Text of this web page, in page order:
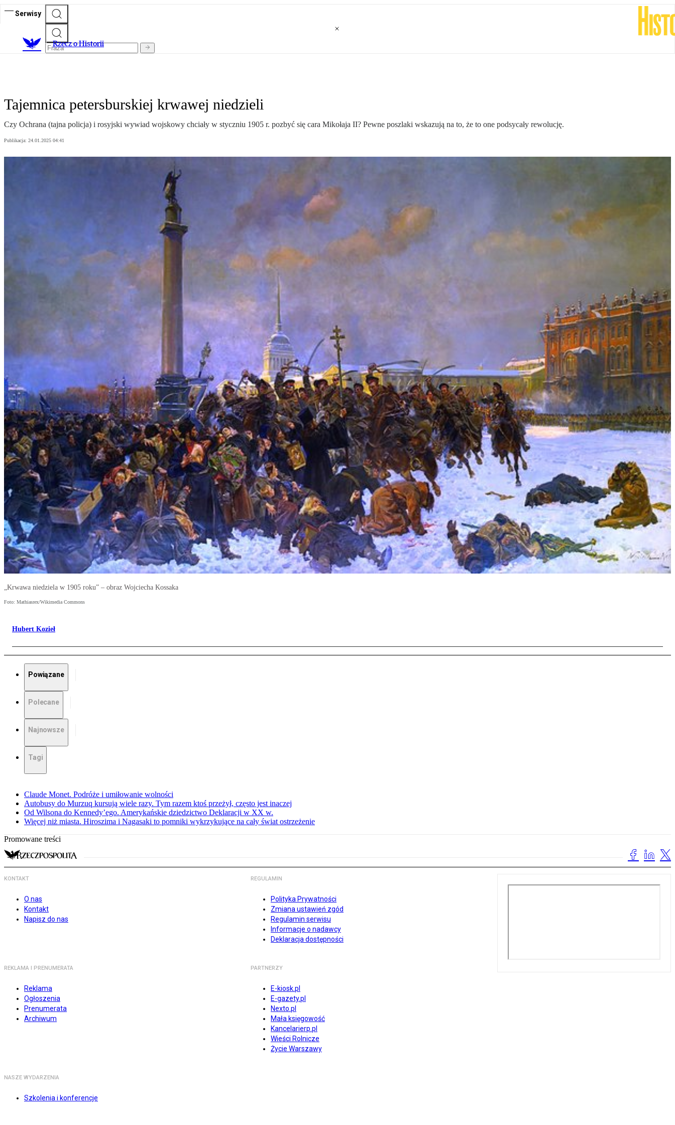
Serwisy
Rzecz o Historii
Tajemnica petersburskiej krwawej niedzieli
Czy Ochrana (tajna policja) i rosyjski wywiad wojskowy chciały w styczniu 1905 r. pozbyć się cara Mikołaja II? Pewne poszlaki wskazują na to, że to one podsycały rewolucję.
Publikacja: 24.01.2025 04:41
„Krwawa niedziela w 1905 roku” – obraz Wojciecha Kossaka
Foto: Mathiasrex/Wikimedia Commons
Hubert Kozieł
Powiązane
Polecane
Najnowsze
Tagi
Claude Monet. Podróże i umiłowanie wolności
Autobusy do Murzuq kursują wiele razy. Tym razem ktoś przeżył, często jest inaczej
Od Wilsona do Kennedy’ego. Amerykańskie dziedzictwo Deklaracji w XX w.
Więcej niż miasta. Hiroszima i Nagasaki to pomniki wykrzykujące na cały świat ostrzeżenie
Promowane treści
KONTAKT
O nas
Kontakt
Napisz do nas
REGULAMIN
Polityka Prywatności
Zmiana ustawień zgód
Regulamin serwisu
Informacje o nadawcy
Deklaracja dostępności
REKLAMA I PRENUMERATA
Reklama
Ogłoszenia
Prenumerata
Archiwum
PARTNERZY
E-kiosk.pl
E-gazety.pl
Nexto.pl
Mała księgowość
Kancelarierp.pl
Wieści Rolnicze
Życie Warszawy
NASZE WYDARZENIA
Szkolenia i konferencje